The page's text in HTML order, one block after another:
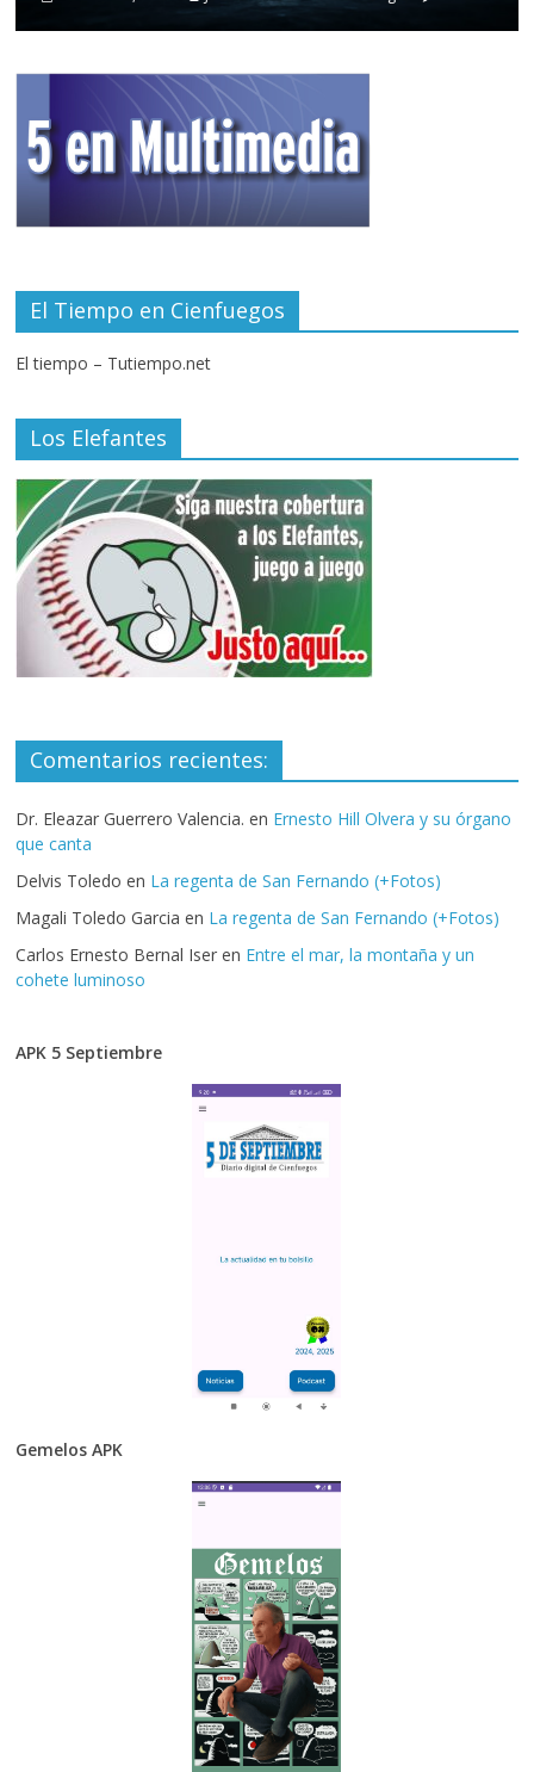
El Tiempo en Cienfuegos
El tiempo – Tutiempo.net
Los Elefantes
Comentarios recientes:
Dr. Eleazar Guerrero Valencia. en Ernesto Hill Olvera y su órgano
que canta
Delvis Toledo en La regenta de San Fernando (+Fotos)
Magali Toledo Garcia en La regenta de San Fernando (+Fotos)
Carlos Ernesto Bernal Iser en Entre el mar, la montaña y un
cohete luminoso
APK 5 Septiembre
Gemelos APK